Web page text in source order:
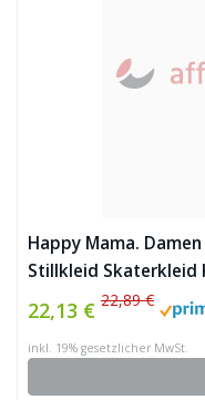
Happy Mama.
Stillkleid Skaterkleid
22,13 € 22,89 €
inkl. 19% gesetzlicher MwSt.